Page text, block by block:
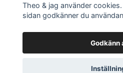
© 2026
Theo & jag använder
sidan godkänner du
Godkänn